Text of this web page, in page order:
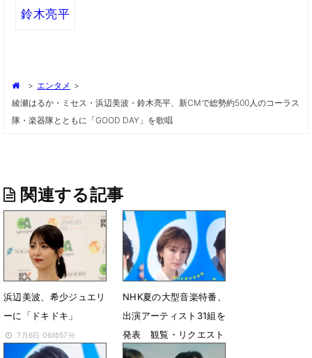
鈴木亮平
> エンタメ >
綾瀬はるか・ミセス・浜辺美波・鈴木亮平、新CMで総勢約500人のコーラス
隊・楽器隊とともに「GOOD DAY」を歌唱
関連する記事
浜辺美波、希少ジュエリ
ーに「ドキドキ」
7月6日 06時57分
NHK夏の大型音楽特番、
出演アーティスト31組を
発表 観覧・リクエスト
メッセージ募集開始